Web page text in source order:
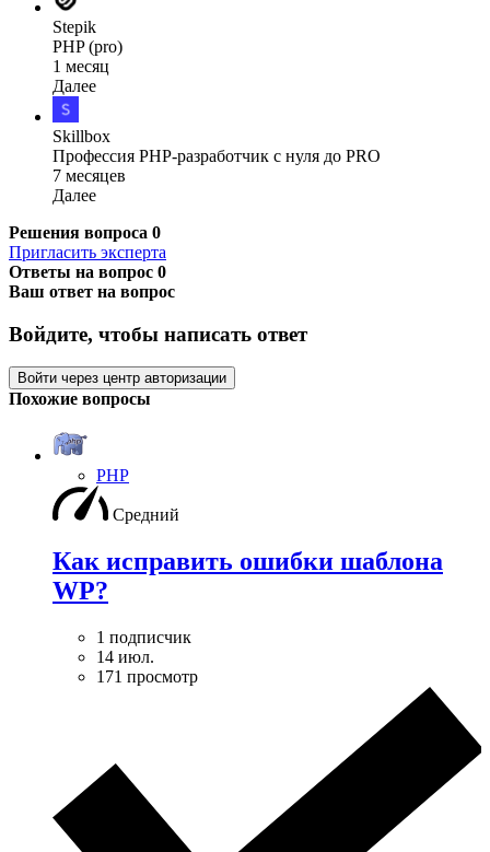
Stepik
PHP (pro)
1 месяц
Далее
Skillbox
Профессия PHP-разработчик с нуля до PRO
7 месяцев
Далее
Решения вопроса 0
Пригласить эксперта
Ответы на вопрос 0
Ваш ответ на вопрос
Войдите, чтобы написать ответ
Войти через центр авторизации
Похожие вопросы
PHP
Средний
Как исправить ошибки шаблона
WP?
1 подписчик
14 июл.
171 просмотр